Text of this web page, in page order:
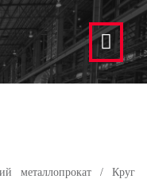
металлопрокат/Круг